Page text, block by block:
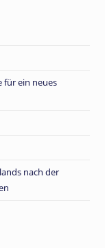
für ein neues
nach der